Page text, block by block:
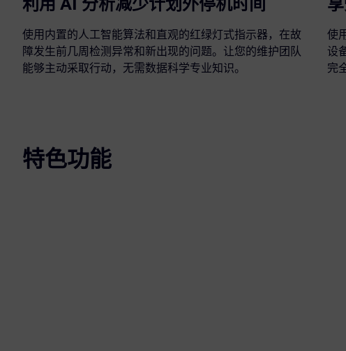
使用内置的人工智能算法和直观的红绿灯式指示器，在故
障发生前几周检测异常和新出现的问题。让您的维护团队
能够主动采取行动，无需数据科学专业知识。
使
设
完
特色功能